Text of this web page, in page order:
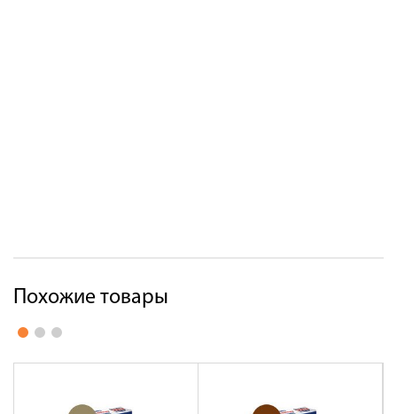
Похожие товары